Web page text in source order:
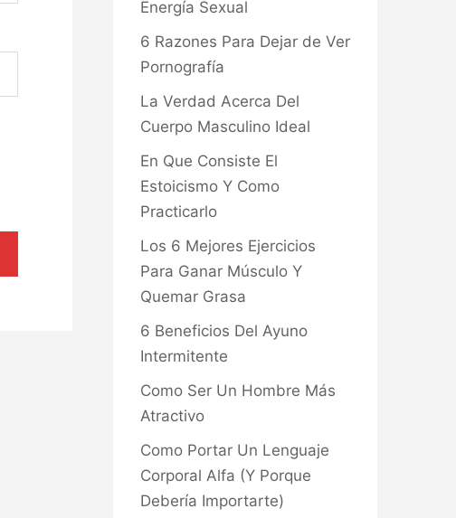
Energía Sexual
6 Razones Para Dejar de Ver
Pornografía
La Verdad Acerca Del
Cuerpo Masculino Ideal
En Que Consiste El
Estoicismo Y Como
Practicarlo
Los 6 Mejores Ejercicios
Para Ganar Músculo Y
Quemar Grasa
6 Beneficios Del Ayuno
Intermitente
Como Ser Un Hombre Más
Atractivo
Como Portar Un Lenguaje
Corporal Alfa (Y Porque
Debería Importarte)